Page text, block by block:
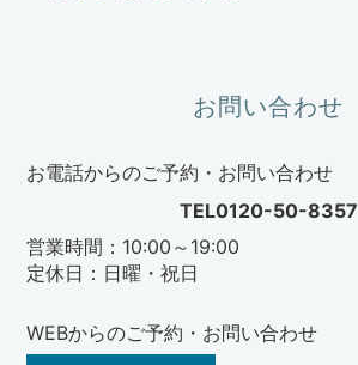
お問い合わせ
お電話からのご予約・お問い合わせ
TEL0120-50-8357
営業時間：10:00～19:00
定休日：日曜・祝日
WEBからのご予約・お問い合わせ